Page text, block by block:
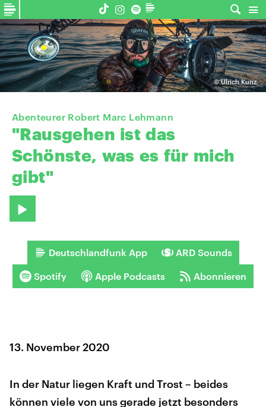
©Ulrich Kunz
Abenteurer Robert Marc Lehmann
"Rausgehen ist das
Schönste, was es für mich
gibt"
Deutschlandfunk App ARD Sounds
Spotify Apple Podcasts Abonnieren
13. November 2020
In der Natur liegen Kraft und Trost – beides
können viele von uns gerade jetzt besonders